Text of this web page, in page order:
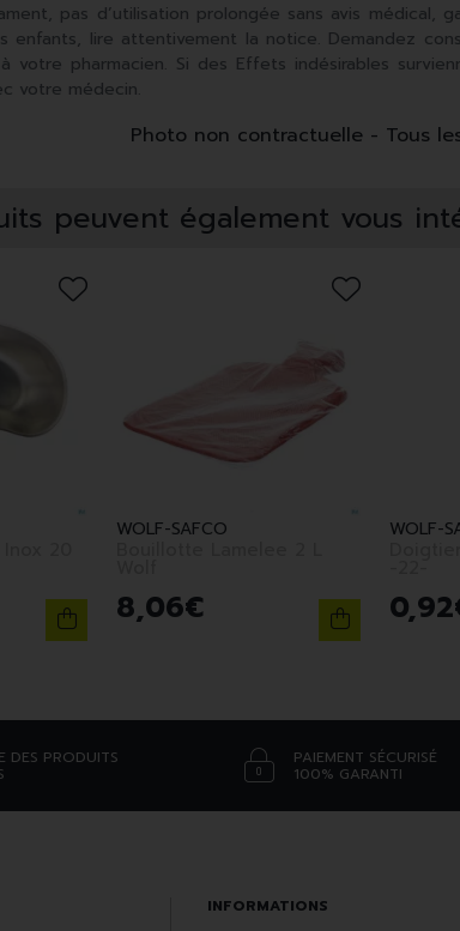
pas d’utilisation prolongée sans avis médical,
enfants, lire attentivement la notice. Demandez
votre pharmacien. Si des Effets indésirables
votre médecin.
Photo non contractuelle - Tous
peuvent également vous
WOLF-SAFCO
8,06€
WOLF-
0,92
DES PRODUITS PAIEMENT SÉCURISÉ
100% GARANTI
INFORMATIONS